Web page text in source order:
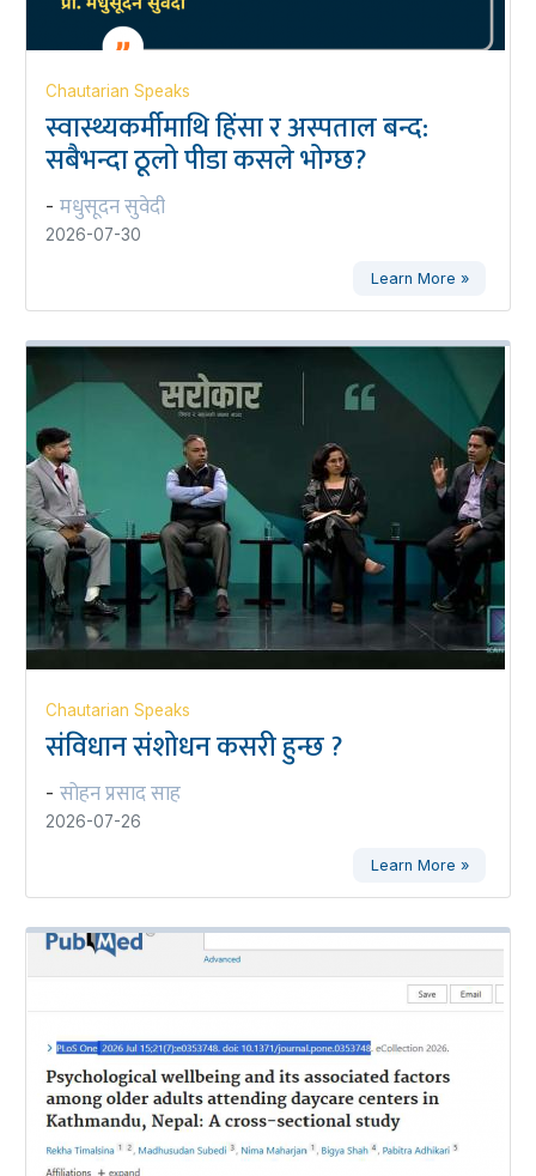
Chautarian Speaks
स्वास्थ्यकर्मीमाथि हिंसा र अस्पताल बन्द:
सबैभन्दा ठूलो पीडा कसले भोग्छ?
- मधुसूदन सुवेदी
2026-07-30
Learn More »
Chautarian Speaks
संविधान संशोधन कसरी हुन्छ ?
- सोहन प्रसाद साह
2026-07-26
Learn More »